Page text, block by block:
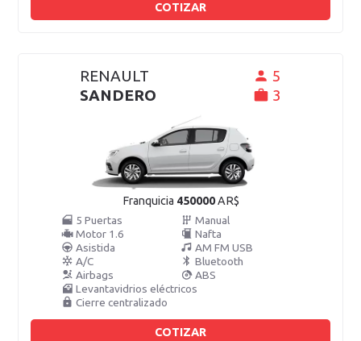
COTIZAR
RENAULT
SANDERO
5
3
Franquicia 450000AR$
5 Puertas
Manual
Motor 1.6
Nafta
Asistida
AM FM USB
A/C
Bluetooth
Airbags
ABS
Levantavidrios eléctricos
Cierre centralizado
COTIZAR